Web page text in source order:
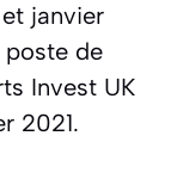
janvier
de
Invest UK
2021.